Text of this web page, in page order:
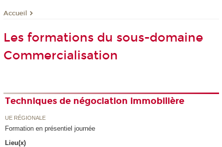
Accueil
Les formations du sous-domaine
Commercialisation
Techniques de négociation immobilière
UE RÉGIONALE
Formation en présentiel journée
Lieu(x)